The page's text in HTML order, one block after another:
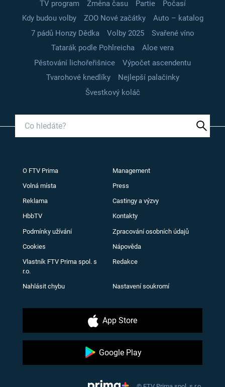
TV program
Změna času Partie
Počasí
Kdy budou volby
ZOO Nové začátky
Auto – katalog
7 pádů Honzy Dědka
Volby 2025
Svařené víno
Tatarák podle Pohlreicha
Aloe vera
Pěstování lichořeřišnice
Výpočet ascendentu
Tvarohové knedlíky
Nejlepší palačinky
Švestkový koláč
O FTV Prima Management
Volná místa Press
Reklama Castingy a výzvy
HbbTV Kontakty
Podmínky užívání Zpracování osobních údajů
Cookies Nápověda
Vlastník FTV Prima spol. s
r.o.
Redakce
Nahlásit chybu Nastavení soukromí
App Store
Google Play